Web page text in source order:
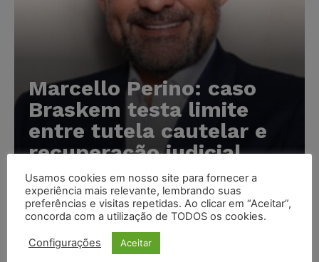
Marcello Perino: caso
Braskem testa limite
entre tutela cautelar e
recuperação judicial
Karina Silvério - 06/08/2026
IA da Anthropic cria identidades falsas em teste de
segurança e acende alerta sobre riscos de autonomia
Usamos cookies em nosso site para fornecer a
experiência mais relevante, lembrando suas
preferências e visitas repetidas. Ao clicar em “Aceitar”,
concorda com a utilização de TODOS os cookies.
Configurações Aceitar